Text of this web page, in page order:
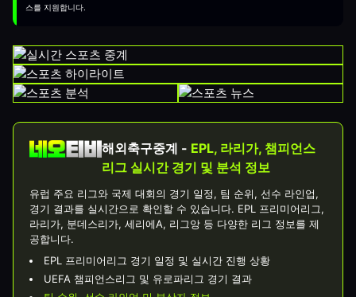
스를 지원합니다.
해외축구중계 - EPL, 라리가, 챔피언스
리그 실시간 경기 및 분석 정보
유럽 주요 리그와 국제 대회의 경기 일정, 팀 순위, 선수 라인업,
경기 결과를 실시간으로 확인할 수 있습니다. EPL 프리미어리그,
라리가, 분데스리가, 세리에A, 리그앙 등 다양한 리그 정보를 제
공합니다.
EPL 프리미어리그 경기 일정 및 실시간 진행 상황
UEFA 챔피언스리그 및 유로파리그 경기 결과